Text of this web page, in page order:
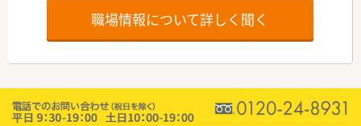
職場情報について詳しく聞く